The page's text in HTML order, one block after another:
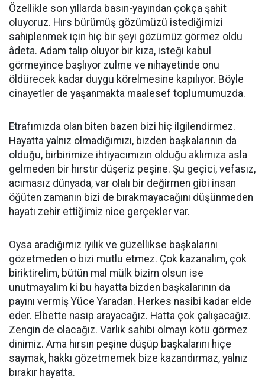
Özellikle son yıllarda basın-yayından çokça şahit
oluyoruz. Hırs bürümüş gözümüzü istediğimizi
sahiplenmek için hiç bir şeyi gözümüz görmez oldu
âdeta. Adam talip oluyor bir kıza, isteği kabul
görmeyince başlıyor zulme ve nihayetinde onu
öldürecek kadar duygu körelmesine kapılıyor. Böyle
cinayetler de yaşanmakta maalesef toplumumuzda.
Etrafımızda olan biten bazen bizi hiç ilgilendirmez.
Hayatta yalnız olmadığımızı, bizden başkalarının da
olduğu, birbirimize ihtiyacımızın olduğu aklımıza asla
gelmeden bir hırstır düşeriz peşine. Şu geçici, vefasız,
acımasız dünyada, var olalı bir değirmen gibi insan
öğüten zamanın bizi de bırakmayacağını düşünmeden
hayatı zehir ettiğimiz nice gerçekler var.
Oysa aradığımız iyilik ve güzellikse başkalarını
gözetmeden o bizi mutlu etmez. Çok kazanalım, çok
biriktirelim, bütün mal mülk bizim olsun ise
unutmayalım ki bu hayatta bizden başkalarının da
payını vermiş Yüce Yaradan. Herkes nasibi kadar elde
eder. Elbette nasip arayacağız. Hatta çok çalışacağız.
Zengin de olacağız. Varlık sahibi olmayı kötü görmez
dinimiz. Ama hırsın peşine düşüp başkalarını hiçe
saymak, hakkı gözetmemek bize kazandırmaz, yalnız
bırakır hayatta.